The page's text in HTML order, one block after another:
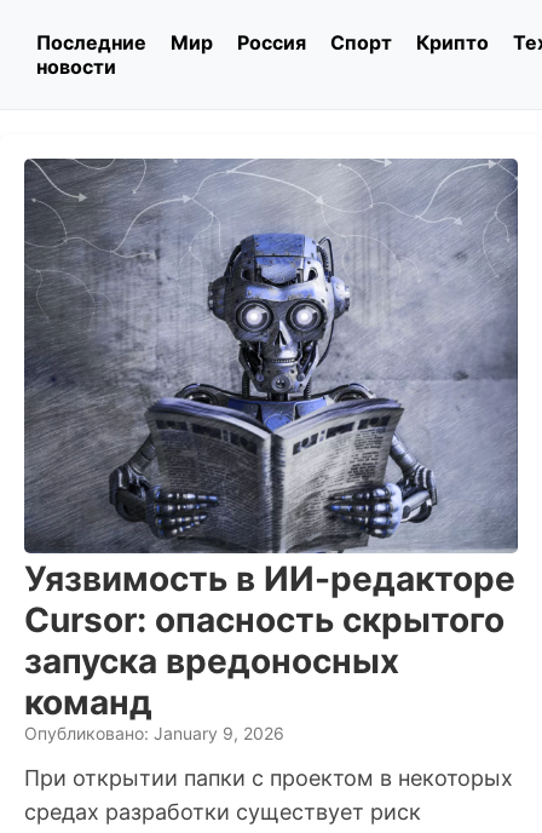
Последние
новости
Мир Россия Спорт Крипто
Уязвимость в ИИ-редакторе
Cursor: опасность скрытого
запуска вредоносных
команд
Опубликовано: January 9, 2026
При открытии папки с проектом в некоторых
средах разработки существует риск